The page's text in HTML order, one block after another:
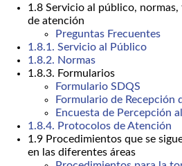
1.8 Servicio al público,
de atención
Preguntas Frecuentes
1.8.1. Servicio al Público
1.8.2. Normas
1.8.3. Formularios
Formulario SDQS
Formulario de Recepción
Encuesta de Percepción
1.8.4. Protocolos de Atención
1.9 Procedimientos que se
en las diferentes áreas